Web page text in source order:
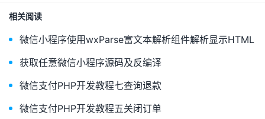
相关阅读
微信小程序使用wxParse富文本解析组件解析显示HTML
获取任意微信小程序源码及反编译
微信支付PHP开发教程七查询退款
微信支付PHP开发教程五关闭订单